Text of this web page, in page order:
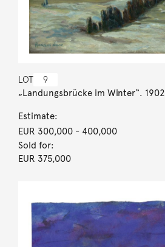
LOT 9
„Landungsbrücke im Winter“. 1902
Estimate:
EUR 300,000- 400,000
Sold for:
EUR 375,000